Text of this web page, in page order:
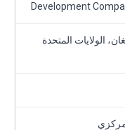
Development
الولايات المتحدة